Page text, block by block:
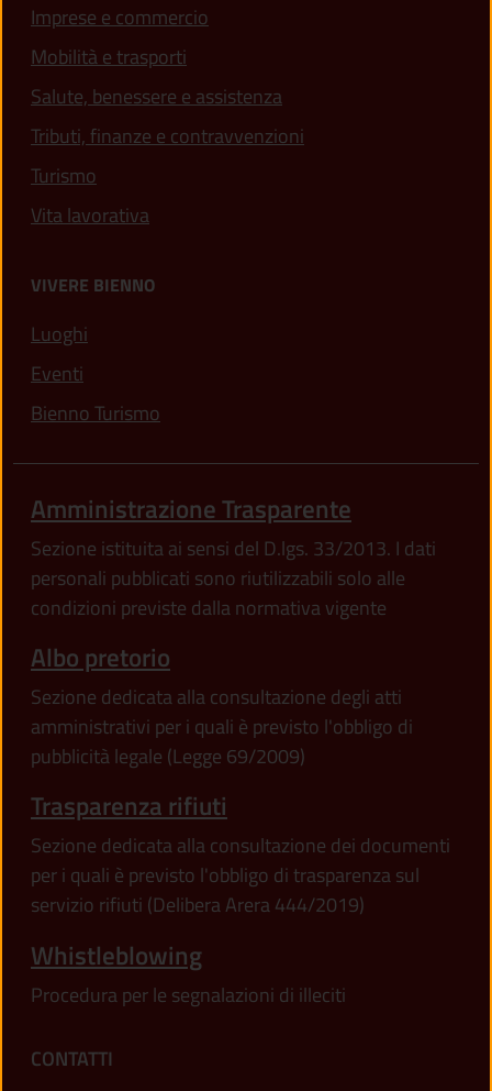
Imprese e commercio
Mobilità e trasporti
Salute, benessere e assistenza
Tributi, finanze e contravvenzioni
Turismo
Vita lavorativa
VIVERE BIENNO
Luoghi
Eventi
Bienno Turismo
Amministrazione Trasparente
Sezione istituita ai sensi del D.lgs. 33/2013. I dati
personali pubblicati sono riutilizzabili solo alle
condizioni previste dalla normativa vigente
Albo pretorio
Sezione dedicata alla consultazione degli atti
amministrativi per i quali è previsto l'obbligo di
pubblicità legale (Legge 69/2009)
Trasparenza rifiuti
Sezione dedicata alla consultazione dei documenti
per i quali è previsto l'obbligo di trasparenza sul
servizio rifiuti (Delibera Arera 444/2019)
Whistleblowing
Procedura per le segnalazioni di illeciti
CONTATTI